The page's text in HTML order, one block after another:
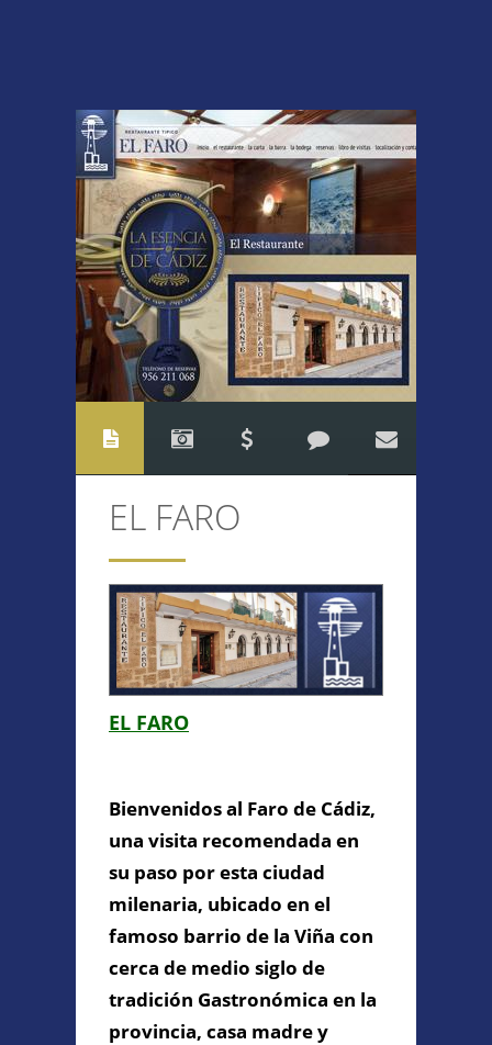
EL FARO
EL FARO
Bienvenidos al Faro de Cádiz,
una visita recomendada en
su paso por esta ciudad
milenaria, ubicado en el
famoso barrio de la Viña con
cerca de medio siglo de
tradición Gastronómica en la
provincia, casa madre y
CONTACTO
Anterior/Siguiente página
This page can't load Google
Maps correctly.